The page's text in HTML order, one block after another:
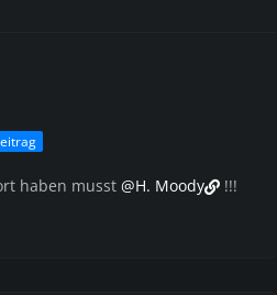
haben musst @H. Moody !!!